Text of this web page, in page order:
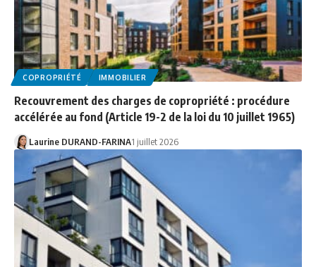
COPROPRIÉTÉ IMMOBILIER
Recouvrement des charges de copropriété : procédure
accélérée au fond (Article 19-2 de la loi du 10 juillet 1965)
Laurine DURAND-FARINA1 juillet 2026